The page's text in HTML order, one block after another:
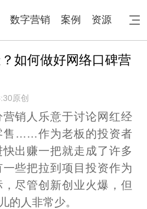
数字营销 案例 资源
如何做好网络口碑营
原创
销人乐意于讨论网红经
售……作为老板的投资者
出赚一把就走成了许多
些把拉到项目投资作为
尽管创新创业火爆，但
的人非常少。